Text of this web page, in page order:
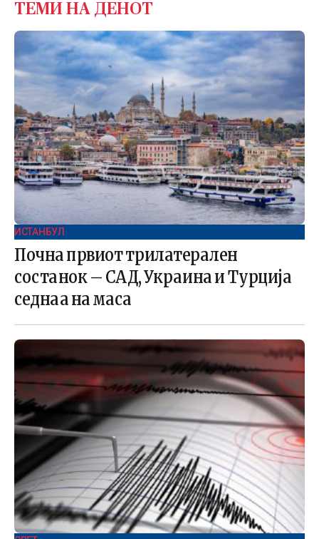
ТЕМИ НА ДЕНОТ
ИСТАНБУЛ
Почна првиот трилатерален
состанок – САД, Украина и Турција
седнаа на маса